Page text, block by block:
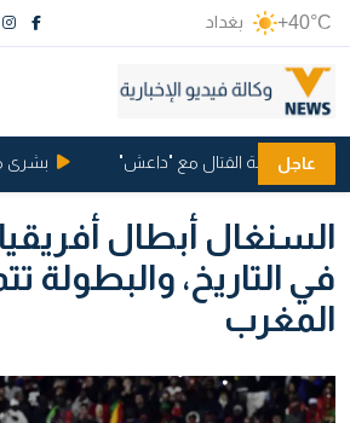
+40°C بغداد
عاجل
بتهمة القتال مع "داعش" بشرى من
السنغال أبطال أفريقيا
في التاريخ، والبطولة
المغرب